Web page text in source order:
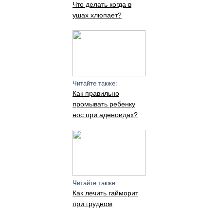
Что делать когда в
ушах хлюпает?
Читайте также:
Как правильно
промывать ребенку
нос при аденоидах?
Читайте также:
Как лечить гайморит
при грудном